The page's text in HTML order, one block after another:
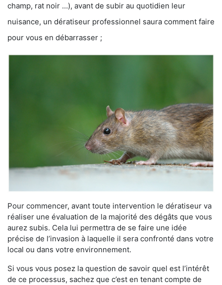
champ, rat noir …), avant de subir au quotidien leur
nuisance, un dératiseur professionnel saura comment faire
pour vous en débarrasser ;
Pour commencer, avant toute intervention le dératiseur va
réaliser une évaluation de la majorité des dégâts que vous
aurez subis. Cela lui permettra de se faire une idée
précise de l’invasion à laquelle il sera confronté dans votre
local ou dans votre environnement.
Si vous vous posez la question de savoir quel est l’intérêt
de ce processus, sachez que c’est en tenant compte de